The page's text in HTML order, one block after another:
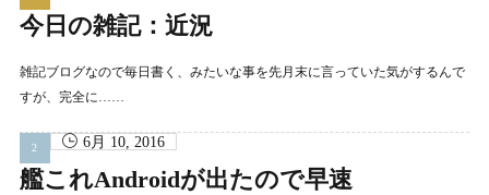
今日の雑記：近況
雑記ブログなので毎日書く、みたいな事を先月末に言っていた気がするんで
すが、完全に……
6月 10, 2016
艦これAndroidが出たので早速